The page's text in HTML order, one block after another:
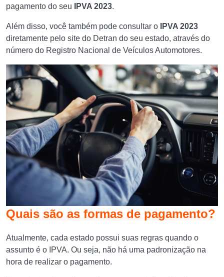
pagamento do seu IPVA 2023.
Além disso, você também pode consultar o
IPVA 2023
diretamente pelo site do Detran do seu estado, através do
número do Registro Nacional de Veículos Automotores.
Quais são as formas de pagamento?
Atualmente, cada estado possui suas regras quando o
assunto é o IPVA. Ou seja, não há uma padronização na
hora de realizar o pagamento.